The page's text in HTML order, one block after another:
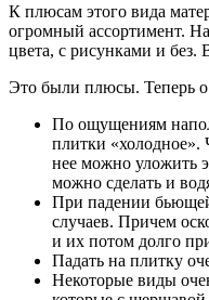
К плюсам этого вида
огромный ассортимент.
цвета, с рисунками и без.
Это были плюсы. Теперь
По ощущениям
плитки
нее можно уложить
можно сделать и
При падении
случаев. Причем
и их потом долго
Падать на плитку
Некоторые виды